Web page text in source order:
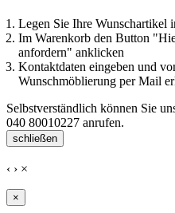
Legen Sie Ihre Wunschartikel
Im Warenkorb den Button
anfordern" anklicken
Kontaktdaten eingeben und
Wunschmöblierung per Mail
Selbstverständlich können Sie
040 80010227 anrufen.
schließen
‹ › ×
×